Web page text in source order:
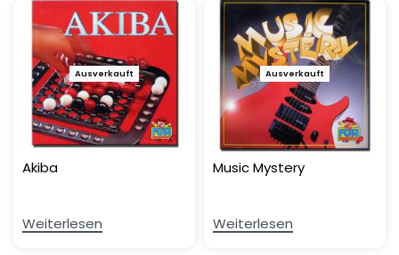
Ausverkauft
Akiba
Weiterlesen
Ausverkauft
Music Mystery
Weiterlesen